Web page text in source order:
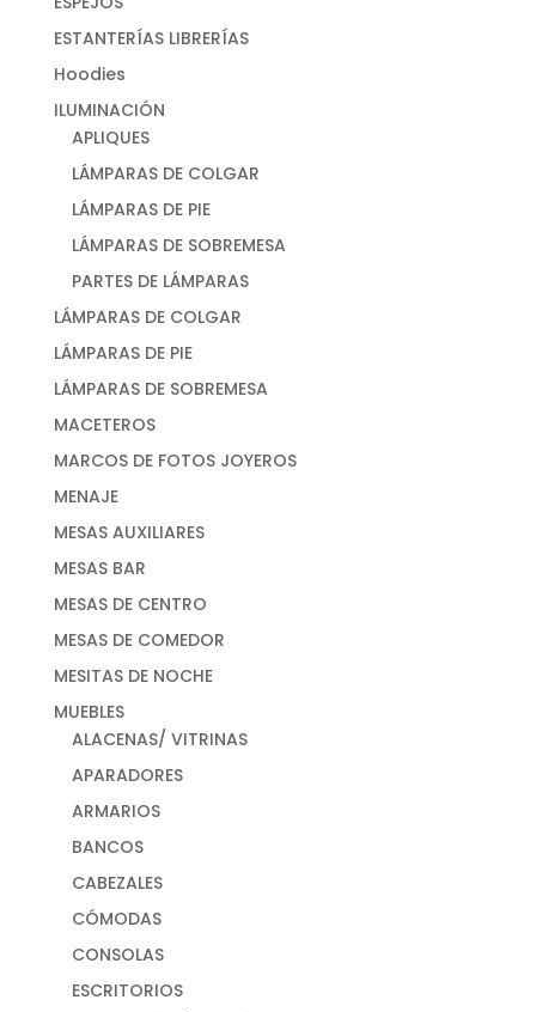
ESTANTERÍAS LIBRERÍAS
Hoodies
ILUMINACIÓN
APLIQUES
LÁMPARAS DE COLGAR
LÁMPARAS DE PIE
LÁMPARAS DE SOBREMESA
PARTES DE LÁMPARAS
LÁMPARAS DE COLGAR
LÁMPARAS DE PIE
LÁMPARAS DE SOBREMESA
MACETEROS
MARCOS DE FOTOS JOYEROS
MENAJE
MESAS AUXILIARES
MESAS BAR
MESAS DE CENTRO
MESAS DE COMEDOR
MESITAS DE NOCHE
MUEBLES
ALACENAS/ VITRINAS
APARADORES
ARMARIOS
BANCOS
CABEZALES
CÓMODAS
CONSOLAS
ESCRITORIOS